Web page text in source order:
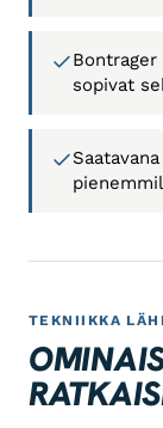
sopivat
TEKNIIKKA